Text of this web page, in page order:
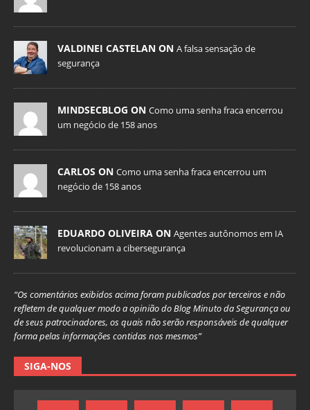
VALDINEI CASTELAN ON A falsa sensação de
segurança
MINDSECBLOG ON Como uma senha fraca encerrou
um negócio de 158 anos
CARLOS ON Como uma senha fraca encerrou um
negócio de 158 anos
EDUARDO OLIVEIRA ON Agentes autônomos em IA
revolucionam a cibersegurança
“Os comentários exibidos acima foram publicados por terceiros e não
refletem de qualquer modo a opinião do Blog Minuto da Segurança ou
de seus patrocinadores, os quais não serão responsáveis de qualquer
forma pelas informações contidas nos mesmos”
SIGA-NOS